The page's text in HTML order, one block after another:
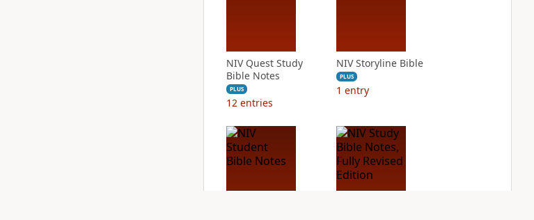
NIV Quest Study
Bible Notes
PLUS
12 entries
NIV Storyline Bible
PLUS
1 entry